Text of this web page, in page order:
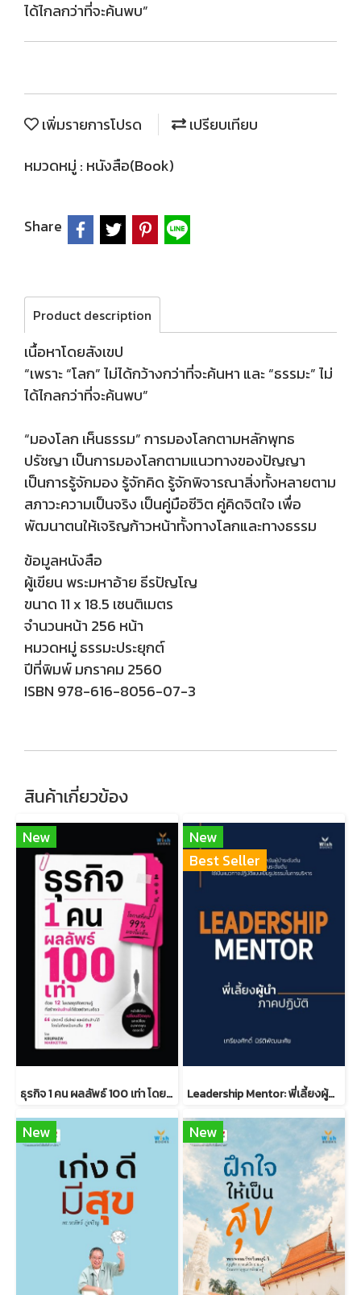
ได้ไกลกว่าที่จะค้นพบ”
เพิ่มรายการโปรด
เปรียบเทียบ
หมวดหมู่ : หนังสือ(Book)
Share
Product description
เนื้อหาโดยสังเขป
“เพราะ “โลก” ไม่ได้กว้างกว่าที่จะค้นหา และ “ธรรมะ” ไม่
ได้ไกลกว่าที่จะค้นพบ”
“มองโลก เห็นธรรม” การมองโลกตามหลักพุทธ
ปรัชญา เป็นการมองโลกตามแนวทางของปัญญา
เป็นการรู้จักมอง รู้จักคิด รู้จักพิจารณาสิ่งทั้งหลายตาม
สภาวะความเป็นจริง เป็นคู่มือชีวิต คู่คิดจิตใจ เพื่อ
พัฒนาตนให้เจริญก้าวหน้าทั้งทางโลกและทางธรรม
ข้อมูลหนังสือ
ผู้เขียน พระมหาอ้าย ธีรปัญโญ
ขนาด 11 x 18.5 เซนติเมตร
จำนวนหน้า 256 หน้า
หมวดหมู่ ธรรมะประยุกต์
ปีที่พิมพ์ มกราคม 2560
ISBN 978-616-8056-07-3
สินค้าเกี่ยวข้อง
New
ธุรกิจ 1 คน ผลลัพธ์ 100 เท่า โดยครูแป๋ว จุฑามาศ อ่อนประดิษฐ
New
Best Seller
Leadership Mentor: พี่เลี้ยงผู้นำ ภาคปฏิบัติ
New New